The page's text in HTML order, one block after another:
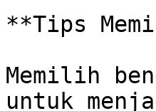
**Tips
Memilih
untuk